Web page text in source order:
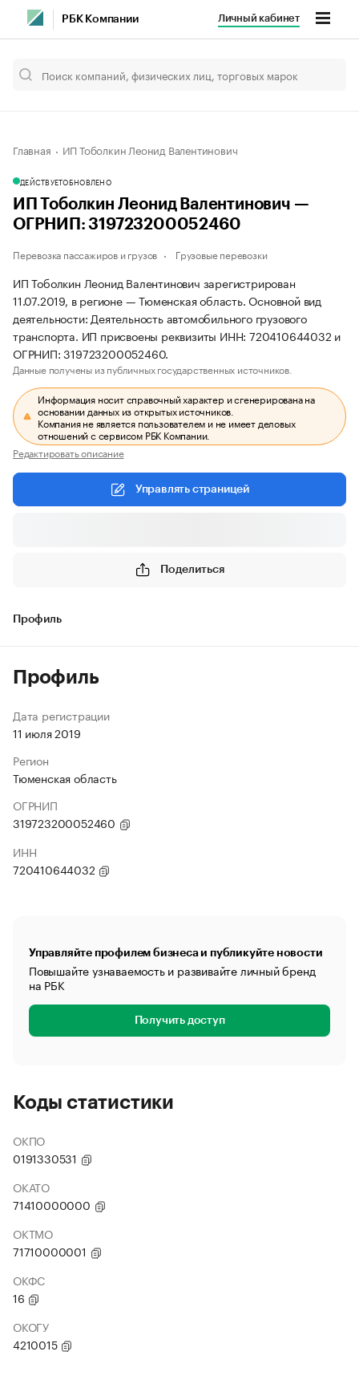
РБК Компании Личный кабинет
Главная ИП Тоболкин Леонид Валентинович
ДЕЙСТВУЕТОБНОВЛЕНО
ИП Тоболкин Леонид Валентинович —
ОГРНИП: 319723200052460
Перевозка пассажиров и грузов Грузовые перевозки
ИП Тоболкин Леонид Валентинович зарегистрирован
11.07.2019, в регионе — Тюменская область. Основной вид
деятельности: Деятельность автомобильного грузового
транспорта. ИП присвоены реквизиты ИНН: 720410644032 и
ОГРНИП: 319723200052460.
Данные получены из публичных государственных источников.
Информация носит справочный характер и сгенерирована на
основании данных из открытых источников.
Компания не является пользователем и не имеет деловых
отношений с сервисом РБК Компании.
Редактировать описание
Управлять страницей
Поделиться
Профиль
Профиль
Дата регистрации
11 июля 2019
Регион
Тюменская область
ОГРНИП
319723200052460
ИНН
720410644032
Управляйте профилем бизнеса и публикуйте новости
Повышайте узнаваемость и развивайте личный бренд
на РБК
Получить доступ
Коды статистики
ОКПО
0191330531
ОКАТО
71410000000
ОКТМО
71710000001
ОКФС
16
ОКОГУ
4210015